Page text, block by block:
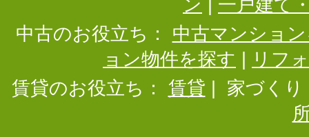
ン
一戸建て
中古のお役立ち：
中古マンショ
ョン物件を探す
リフ
賃貸のお役立ち：
賃貸
家づくり